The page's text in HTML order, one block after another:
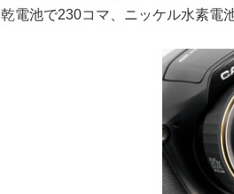
乾電池で230コマ、ニッケル水素電